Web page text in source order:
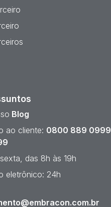
Blog
ao cliente: 0800 889 0999
das 8h às 19h
eletrônico: 24h